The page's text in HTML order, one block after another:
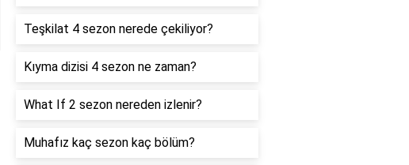
Teşkilat 4 sezon nerede çekiliyor?
Kıyma dizisi 4 sezon ne zaman?
What If 2 sezon nereden izlenir?
Muhafız kaç sezon kaç bölüm?